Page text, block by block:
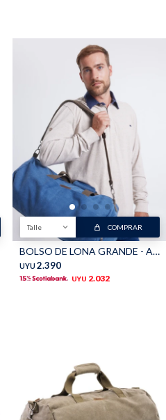
Talle COMPRAR
BOLSO DE LONA GRANDE - Azul
UYU 2.390
UYU 2.032